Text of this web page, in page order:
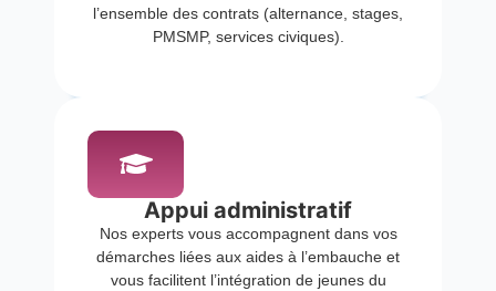
l’ensemble des contrats (alternance, stages,
PMSMP, services civiques).
Appui administratif
Nos experts vous accompagnent dans vos
démarches liées aux aides à l’embauche et
vous facilitent l’intégration de jeunes du